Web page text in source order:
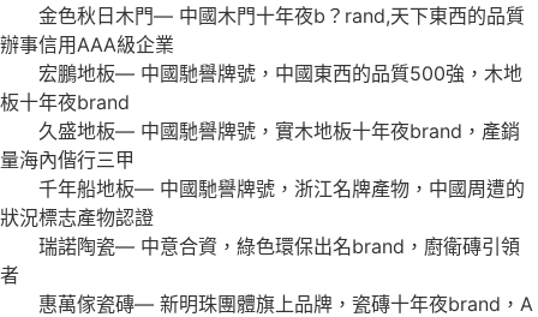
金色秋日木門— 中國木門十年夜b？rand,天下東西的品質
辦事信用ААА級企業
宏鵬地板— 中國馳譽牌號，中國東西的品質500強，木地
板十年夜brand
久盛地板— 中國馳譽牌號，實木地板十年夜brand，產銷
量海內偕行三甲
千年船地板— 中國馳譽牌號，浙江名牌產物，中國周遭的
狀況標志產物認證
瑞諾陶瓷— 中意合資，綠色環保出名brand，廚衛磚引領
者
惠萬傢瓷磚— 新明珠團體旗上品牌，瓷磚十年夜brand，A